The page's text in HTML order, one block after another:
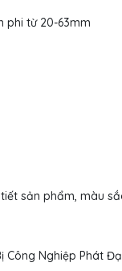
phi từ 20-63mm
sản phẩm, màu
Công Nghiệp Phát